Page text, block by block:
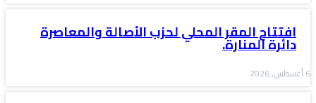
افتتاح المقر المحلي لحزب الأصالة والمعاصرة
دائرة المنارة.
6 أغسطس, 2026